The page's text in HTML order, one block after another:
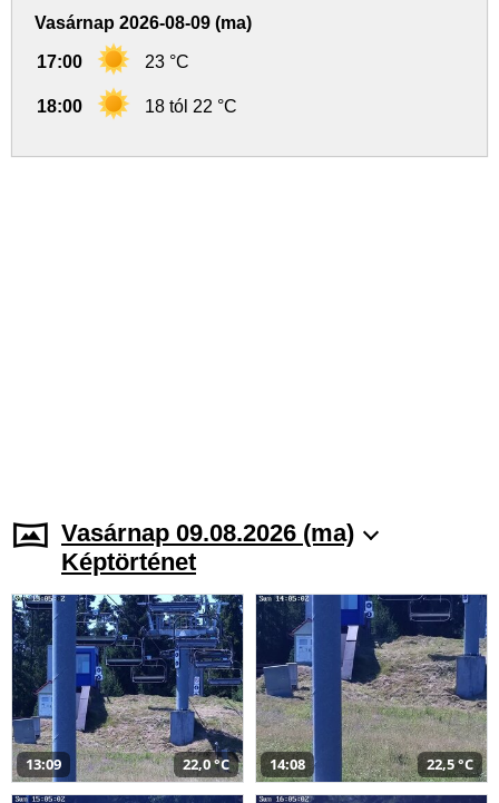
Vasárnap 2026-08-09 (ma)
17:00 23 °C
18:00 18 tól 22 °C
Vasárnap 09.08.2026 (ma)
Képtörténet
13:09 22,0 °C 14:08 22,5 °C